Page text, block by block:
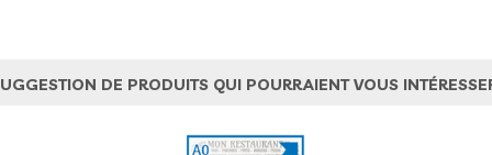
DE PRODUITS QUI POURRAIENT VOUS